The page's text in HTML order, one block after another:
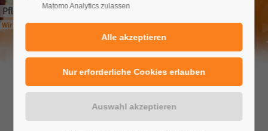
Pflegedienst A&N Arnsberg
Wir sind in Ihrer Nähe - kompetent, verlässlich, authentisch
Matomo Analytics zulassen